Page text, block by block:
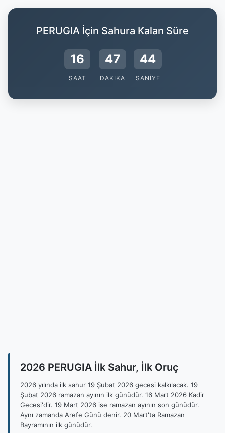
PERUGIA İçin Sahura Kalan Süre
16
SAAT
47
DAKIKA
44
SANIYE
2026 PERUGIA İlk Sahur, İlk Oruç
2026 yılında ilk sahur 19 Şubat 2026 gecesi kalkılacak. 19
Şubat 2026 ramazan ayının ilk günüdür. 16 Mart 2026 Kadir
Gecesi'dir. 19 Mart 2026 ise ramazan ayının son günüdür.
Aynı zamanda Arefe Günü denir. 20 Mart'ta Ramazan
Bayramının ilk günüdür.